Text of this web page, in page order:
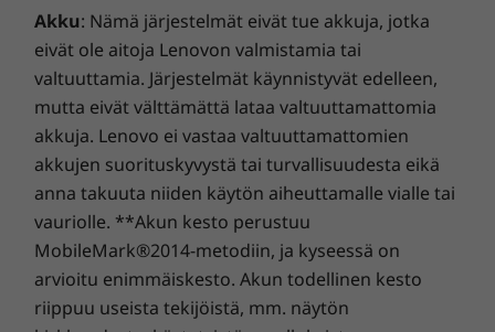
tarkan kuvauksen heikossa
valaistuksessa.
Akun kesto
korkeintaan 34 t
Lataaminen
68 W TurboPower™
15 W:n langaton lataus
näyttö
Näytön koko
6,4 tuuman pOLED
Akku: Nämä järjestelmät eivät tue akkuja, jotka
eivät ole aitoja Lenovon valmistamia tai
valtuuttamia. Järjestelmät käynnistyvät edelleen,
mutta eivät välttämättä lataa valtuuttamattomia
akkuja. Lenovo ei vastaa valtuuttamattomien
akkujen suorituskyvystä tai turvallisuudesta eikä
anna takuuta niiden käytön aiheuttamalle vialle tai
vauriolle. **Akun kesto perustuu
MobileMark®2014-metodiin, ja kyseessä on
arvioitu enimmäiskesto. Akun todellinen kesto
riippuu useista tekijöistä, mm. näytön